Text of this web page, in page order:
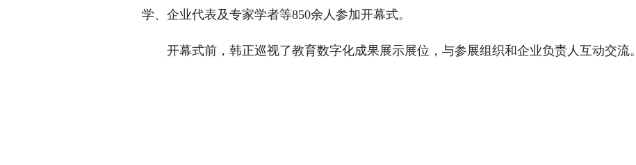
学、企业代表及专家学者等850余人参加开幕式。
开幕式前，韩正巡视了教育数字化成果展示展位，与参展组织和企业负责人互动交流。